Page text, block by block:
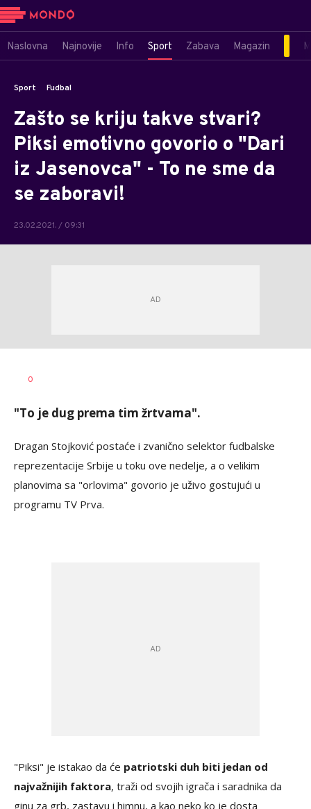
Naslovna Najnovije Info Sport Zabava Magazin
Sport Fudbal
Zašto se kriju takve stvari?
Piksi emotivno govorio o "Dari
iz Jasenovca" - To ne sme da
se zaboravi!
23.02.2021. / 09:31
AUTOR
0
"To je dug prema tim žrtvama".
Dragan Stojković postaće i zvanično selektor fudbalske
reprezentacije Srbije u toku ove nedelje, a o velikim
planovima sa "orlovima" govorio je uživo gostujući u
programu TV Prva.
"Piksi" je istakao da će patriotski duh biti jedan od
najvažnijih faktora, traži od svojih igrača i saradnika da
ginu za grb, zastavu i himnu, a kao neko ko je dosta